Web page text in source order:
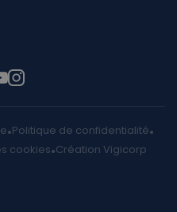
Politique de confidentialité
cookies Création Vigicorp